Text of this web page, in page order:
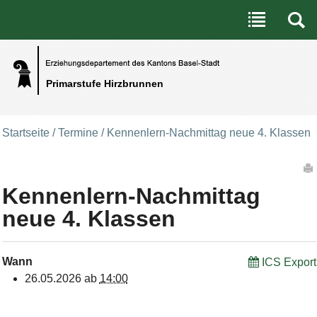
Primarstufe Hirzbrunnen
Benutzerspezifische Werkzeuge
Direkt zum Inhalt|Direkt zur Navigation
Startseite /Termine / Kennenlern-Nachmittag neue 4. Klassen
Kennenlern-Nachmittag
neue 4. Klassen
ICS Export
Wann
26.05.2026ab 14:00